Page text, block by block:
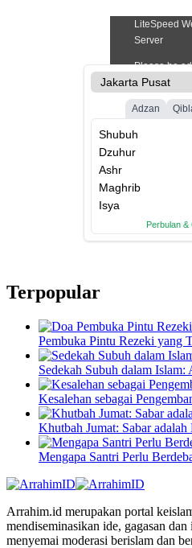
Terpopular
Pembuka Pintu Rezeki yang
Sedekah Subuh dalam
Kesalehan sebagai
Khutbah Jumat: Sabar
Mengapa Santri Perlu
Arrahim.id merupakan portal
mendiseminasikan ide, gagasan
menyemai moderasi berislam dan